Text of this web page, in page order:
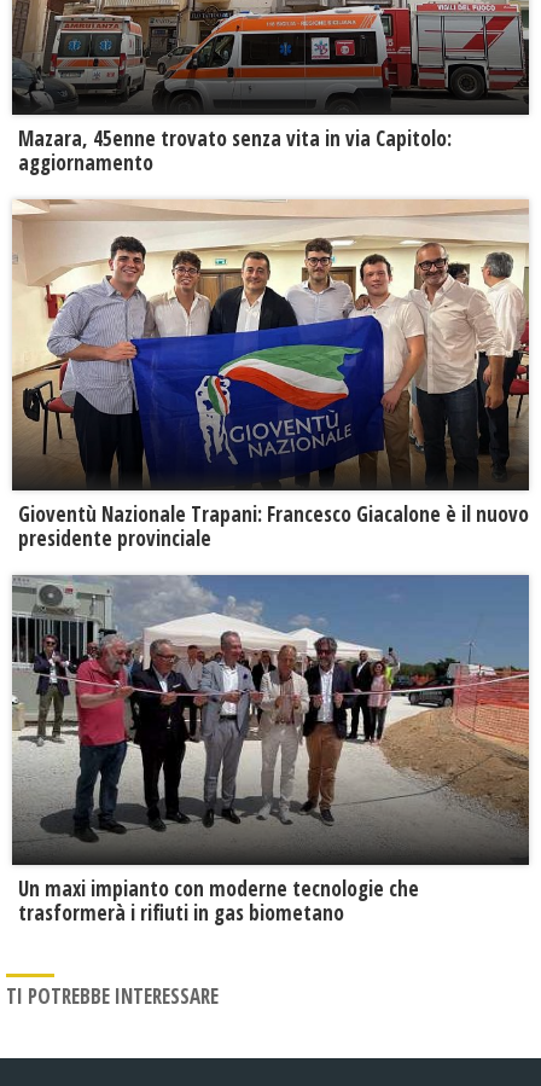
Mazara, 45enne trovato senza vita in via Capitolo:
aggiornamento
Gioventù Nazionale Trapani: Francesco Giacalone è il nuovo
presidente provinciale
Un maxi impianto con moderne tecnologie che
trasformerà i rifiuti in gas biometano
TI POTREBBE INTERESSARE